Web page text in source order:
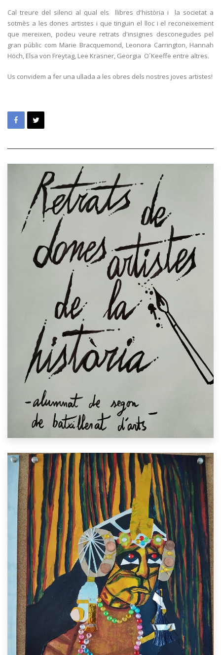
Cal treure del silenci al qual els llibres d'història i la societat a
sotmès a les dones artistes i que tinguin el lloc i el reconeixement
que mereixen, podeu veure retrats d'insignes desconegudes pel
gran públic com Marie Bracquemond, Leonora Carrington, Hannah
Höch, Elsa von Freytag, Lee Krasner, Georgia O´Keeffe entre altres.
Us convidem a fer una ullada a les obres dels nostres joves artistes!